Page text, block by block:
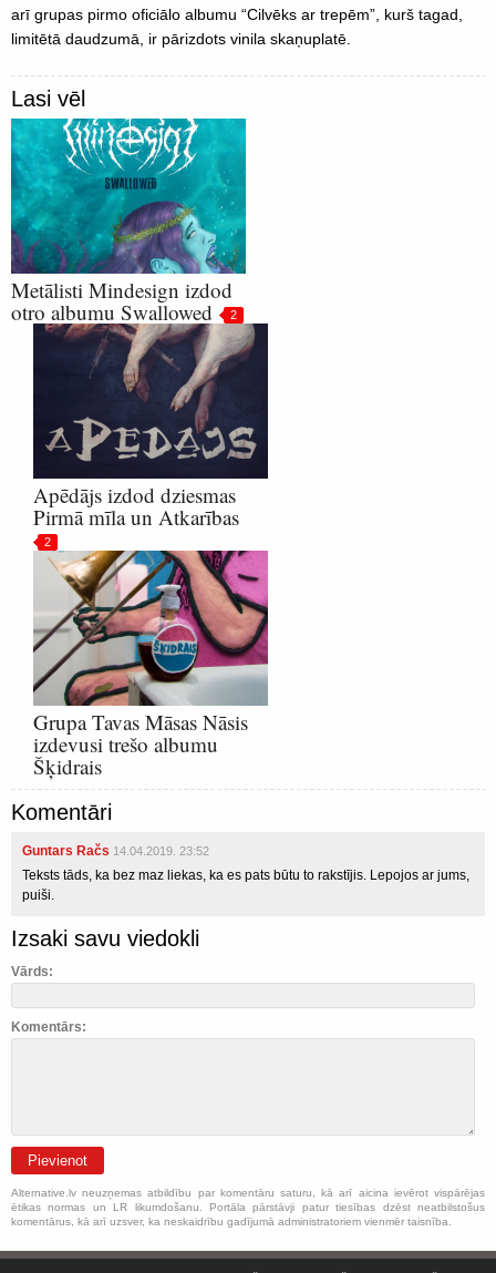
arī grupas pirmo oficiālo albumu “Cilvēks ar trepēm”, kurš tagad,
limitētā daudzumā, ir pārizdots vinila skaņuplatē.
Lasi vēl
Metālisti Mindesign izdod
otro albumu Swallowed
2
Apēdājs izdod dziesmas
Pirmā mīla un Atkarības
2
Grupa Tavas Māsas Nāsis
izdevusi trešo albumu
Šķidrais
Komentāri
Guntars Račs 14.04.2019. 23:52
Teksts tāds, ka bez maz liekas, ka es pats būtu to rakstījis. Lepojos ar jums,
puiši.
Izsaki savu viedokli
Vārds:
Komentārs:
Pievienot
Alternative.lv neuzņemas atbildību par komentāru saturu, kā arī aicina ievērot vispārējas
ētikas normas un LR likumdošanu. Portāla pārstāvji patur tiesības dzēst neatbilstošus
komentārus, kā arī uzsver, ka neskaidrību gadījumā administratoriem vienmēr taisnība.